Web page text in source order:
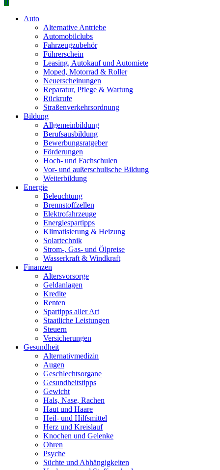
Auto
Alternative Antriebe
Automobilclubs
Fahrzeugzubehör
Führerschein
Leasing, Autokauf und Automiete
Moped, Motorrad & Roller
Neuerscheinungen
Reparatur, Pflege & Wartung
Rückrufe
Straßenverkehrsordnung
Bildung
Allgemeinbildung
Berufsausbildung
Bewerbungsratgeber
Förderungen
Hoch- und Fachschulen
Vor- und außerschulische Bildung
Weiterbildung
Energie
Beleuchtung
Brennstoffzellen
Elektrofahrzeuge
Energiespartipps
Klimatisierung & Heizung
Solartechnik
Strom-, Gas- und Ölpreise
Wasserkraft & Windkraft
Finanzen
Altersvorsorge
Geldanlagen
Kredite
Renten
Spartipps aller Art
Staatliche Leistungen
Steuern
Versicherungen
Gesundheit
Alternativmedizin
Augen
Geschlechtsorgane
Gesundheitstipps
Gewicht
Hals, Nase, Rachen
Haut und Haare
Heil- und Hilfsmittel
Herz und Kreislauf
Knochen und Gelenke
Ohren
Psyche
Süchte und Abhängigkeiten